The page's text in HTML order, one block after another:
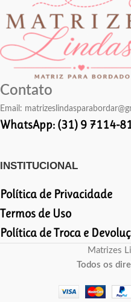
Contato
Email:
WhatsApp: (31) 9 7114-
INSTITUCIONAL
Política de Privacidade
Termos de Uso
Política de Troca e
Matrizes
Todos os